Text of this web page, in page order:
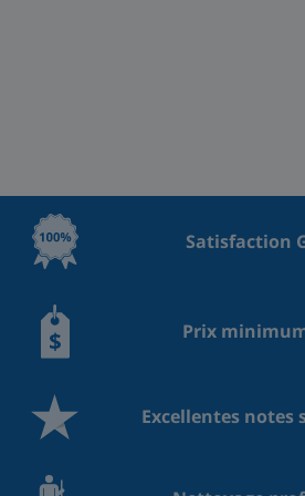
Satisfaction
Prix
Excellentes